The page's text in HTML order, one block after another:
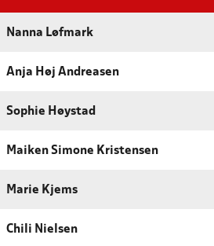
Nanna Løfmark
Anja Høj Andreasen
Sophie Høystad
Maiken Simone Kristensen
Marie Kjems
Chili Nielsen